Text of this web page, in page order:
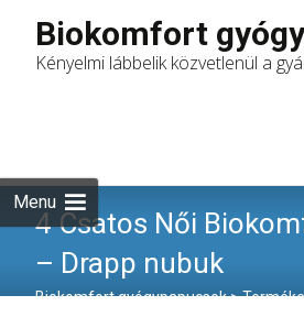
Biokomfort
Kényelmi lábbelik közvetlenül a
Menu
4 Csatos Női
– Drapp nubuk
Biokomfort gyógypapucsok>